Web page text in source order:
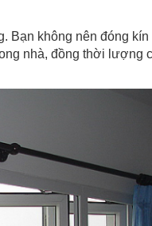
Bạn không nên đóng
nhà, đồng thời lượng